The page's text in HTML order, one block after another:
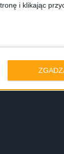
i klikając